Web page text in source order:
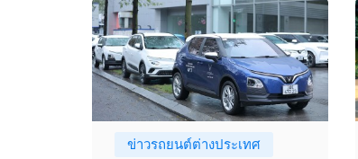
ข่าวรถยนต์ต่างประเทศ